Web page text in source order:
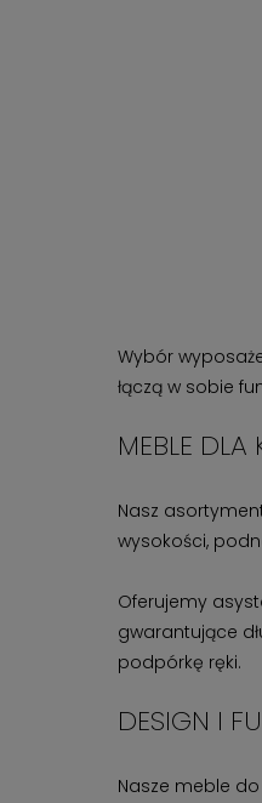
Wybór
łączą w sobie
MEBLE DLA
Nasz
wysokości,
Oferujemy
gwarantujące
podpórkę ręki.
DESIGN I
Nasze meble